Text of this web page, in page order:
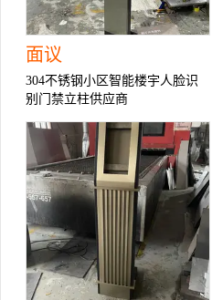
面议
304不锈钢小区智能楼宇人脸识
别门禁立柱供应商